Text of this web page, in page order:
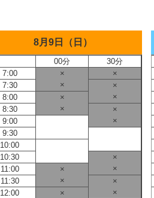
8月9日（日）
00分
30分
7:00
×
×
7:30
×
×
8:00
×
×
8:30
×
×
9:00
×
9:30
10:00
10:30
×
11:00
×
×
11:30
×
×
12:00
×
×